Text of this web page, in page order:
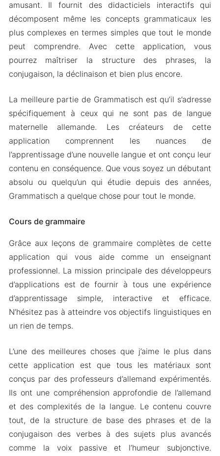
Mod APK Version de Grammatisch
Caractéristiques du Mod
Téléchargez Grammatisch Apk & MOD pour
Android 2024
amusant. Il fournit des didacticiels interactifs qui
décomposent même les concepts grammaticaux les
plus complexes en termes simples que tout le monde
peut comprendre. Avec cette application, vous
pourrez maîtriser la structure des phrases, la
conjugaison, la déclinaison et bien plus encore.
La meilleure partie de Grammatisch est qu’il s’adresse
spécifiquement à ceux qui ne sont pas de langue
maternelle allemande. Les créateurs de cette
application comprennent les nuances de
l’apprentissage d’une nouvelle langue et ont conçu leur
contenu en conséquence. Que vous soyez un débutant
absolu ou quelqu’un qui étudie depuis des années,
Grammatisch a quelque chose pour tout le monde.
Cours de grammaire
Grâce aux leçons de grammaire complètes de cette
application qui vous aide comme un enseignant
professionnel. La mission principale des développeurs
d’applications est de fournir à tous une expérience
d’apprentissage simple, interactive et efficace.
N’hésitez pas à atteindre vos objectifs linguistiques en
un rien de temps.
L’une des meilleures choses que j’aime le plus dans
cette application est que tous les matériaux sont
conçus par des professeurs d’allemand expérimentés.
Ils ont une compréhension approfondie de l’allemand
et des complexités de la langue. Le contenu couvre
tout, de la structure de base des phrases et de la
conjugaison des verbes à des sujets plus avancés
comme la voix passive et l’humeur subjonctive.